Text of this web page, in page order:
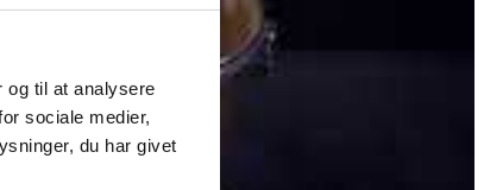
og til at analysere
sociale medier,
du har givet